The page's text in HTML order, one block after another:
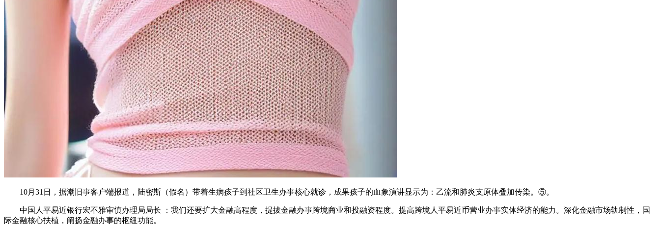
10月31日，据潮旧事客户端报道，陆密斯（假名）带着生病孩子到社区卫生办事核心就诊，成果孩子的血象演讲显示为：乙流和肺炎支原体叠加传染。⑤。
中国人平易近银行宏不雅审慎办理局局长 ：我们还要扩大金融高程度，提拔金融办事跨境商业和投融资程度。提高跨境人平易近币营业办事实体经济的能力。深化金融市场轨制性，国
际金融核心扶植，阐扬金融办事的枢纽功能。